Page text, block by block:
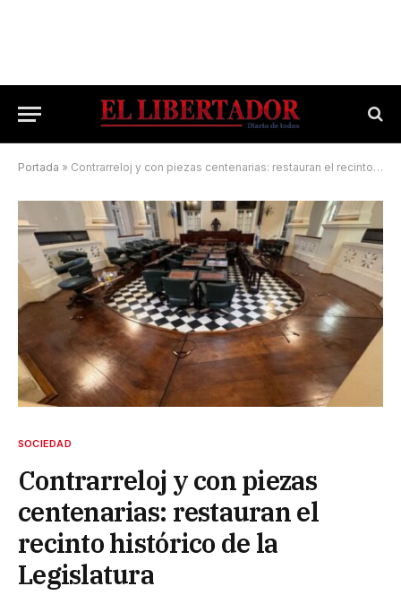
Portada » Contrarreloj y con piezas centenarias: restauran el recinto histórico de la Legislatura
SOCIEDAD
Contrarreloj y con piezas
centenarias: restauran el
recinto histórico de la
Legislatura